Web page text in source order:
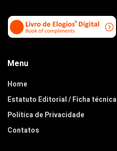
Menu
Home
Estatuto Editorial / Ficha técnica
Política de Privacidade
Contatos